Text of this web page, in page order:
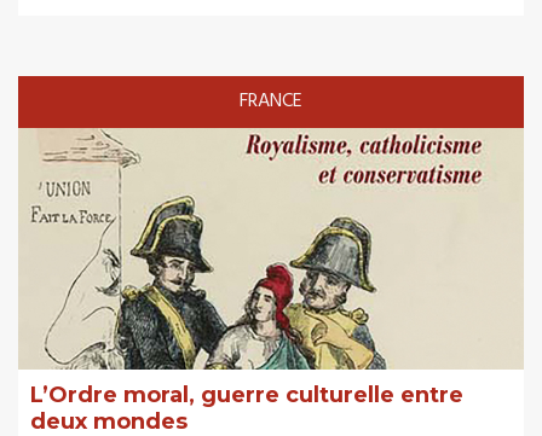
FRANCE
L’Ordre moral, guerre culturelle entre
deux mondes